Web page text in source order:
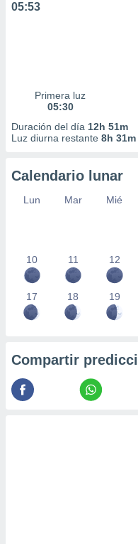
05:53
Primera luz
05:30
Duración del día 12h 51m
Luz diurna restante 8h 31m
Calendario lunar
Lun Mar Mié
10 11 12
17 18 19
Compartir